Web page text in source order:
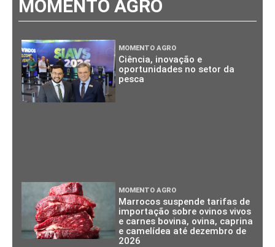
MOMENTO AGRO
MOMENTO AGRO
Ciência, inovação e
oportunidades no setor da
pesca
MOMENTO AGRO
Marrocos suspende tarifas de
importação sobre ovinos vivos
e carnes bovina, ovina, caprina
e camelídea até dezembro de
2026